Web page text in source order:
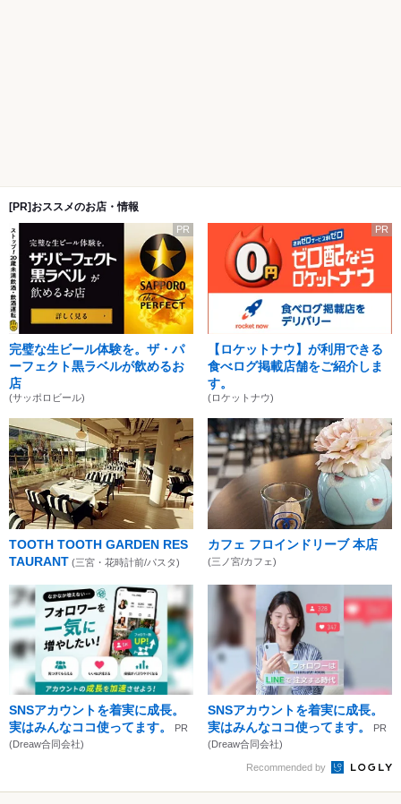
[PR]おススメのお店・情報
PR
完璧な生ビール体験を。ザ・パ
ーフェクト黒ラベルが飲めるお
店
(サッポロビール)
PR
【ロケットナウ】が利用できる
食べログ掲載店舗をご紹介しま
す。
(ロケットナウ)
TOOTH TOOTH GARDEN RES
TAURANT (三宮・花時計前/パスタ)
カフェ フロインドリーブ 本店
(三ノ宮/カフェ)
SNSアカウントを着実に成長。
実はみんなココ使ってます。
PR
(Dreaw合同会社)
SNSアカウントを着実に成長。
実はみんなココ使ってます。
PR
(Dreaw合同会社)
Recommended by